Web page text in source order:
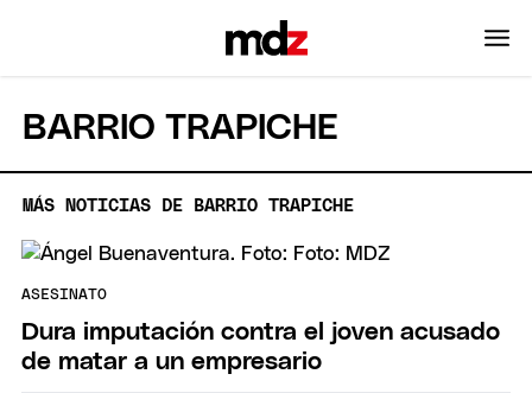
BARRIO TRAPICHE
MÁS NOTICIAS DE BARRIO TRAPICHE
ASESINATO
Dura imputación contra el joven acusado
de matar a un empresario